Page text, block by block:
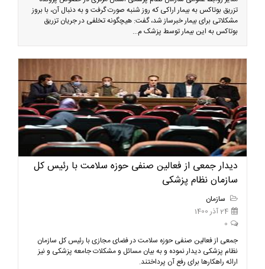
تزریق بوتاکس به بیمار اراکی که روز شنبه صورت گرفت و به دنبال آن، با بروز
مشکلاتی برای بیمار خبرساز شد، گفت: هیچگونه تخلفی در جریان تزریق
بوتاکس به این بیمار توسط پزشک م...
دیدار جمعی از فعالین صنفی حوزه سلامت با رئیس کل
سازمان نظام پزشکی
سازمان
24 آذر 1400
0
جمعی از فعالین صنفی حوزه سلامت در فضای مجازی با رئیس کل سازمان
نظام پزشکی دیدار نموده و به بیان مسائل و مشکلات جامعه پزشکی و نیز
ارائه راهکارها برای رفع آن پرداختند.